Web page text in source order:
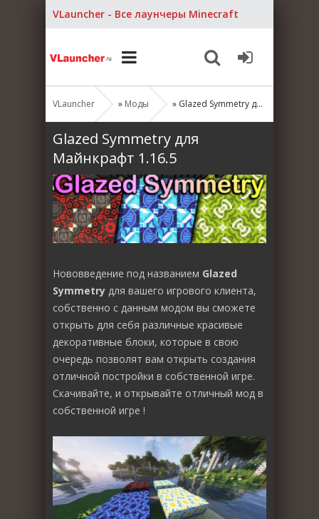
VLauncher - Все лаунчеры Minecraft
VLauncher » Моды » Glazed Symmetry для Майнкрафт 1.16.5
Glazed Symmetry для
Майнкрафт 1.16.5
Нововведение под названием Glazed
Symmetry для вашего игрового клиента,
собственно с данным модом вы сможете
открыть для себя различные красивые
декоративные блоки, которые в свою
очередь позволят вам открыть создания
отличной постройки в собственной игре.
Скачивайте, и открывайте отличный мод в
собственной игре !